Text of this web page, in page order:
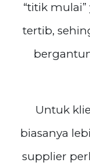
“titik
tertib,
Untuk
biasanya
supplier